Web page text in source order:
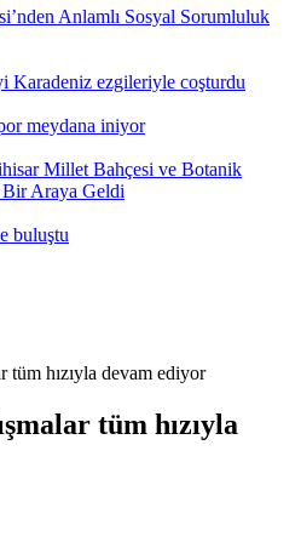
Anlamlı Sosyal Sorumluluk
Karadeniz ezgileriyle coşturdu
meydana iniyor
Millet Bahçesi ve Botanik
Bir Araya Geldi
buluştu
tüm hızıyla devam ediyor
tüm hızıyla